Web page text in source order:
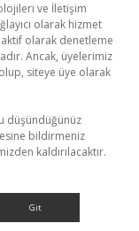
ve İletişim
olarak hizmet
olarak denetleme
Ancak, üyelerimiz
siteye üye olarak
düşündüğünüz
bildirmeniz
kaldırılacaktır.